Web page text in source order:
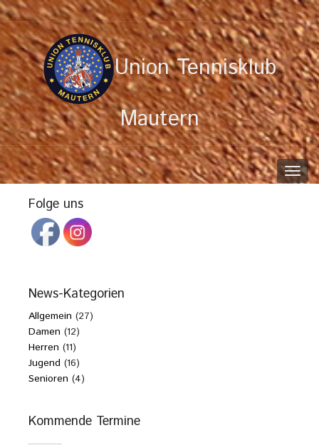
Union Tennisklub
Mautern
Folge uns
News-Kategorien
Allgemein (27)
Damen (12)
Herren (11)
Jugend (16)
Senioren (4)
Kommende Termine